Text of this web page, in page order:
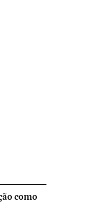
como